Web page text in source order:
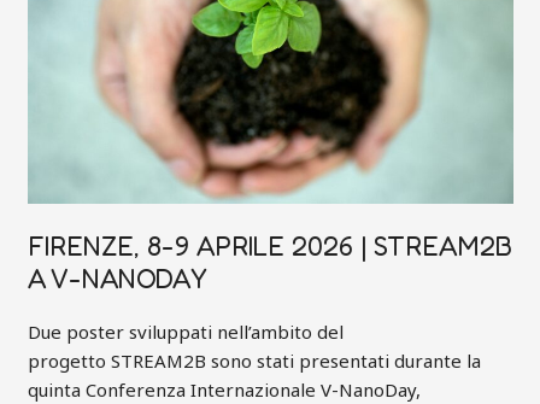
FIRENZE, 8-9 APRILE 2026 | STREAM2B
A V-NANODAY
Due poster sviluppati nell’ambito del
progetto STREAM2B sono stati presentati durante la
quinta Conferenza Internazionale V-NanoDay,
NANODAY